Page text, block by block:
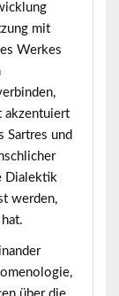
mit
Werkes
akzentuiert
Sartres und
Dialektik
werden,